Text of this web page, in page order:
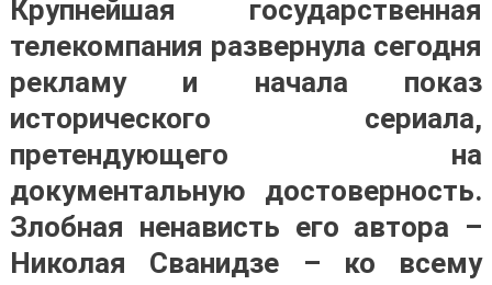
Крупнейшая государственная
телекомпания развернула сегодня
рекламу и начала показ
исторического сериала,
претендующего на
документальную достоверность.
Злобная ненависть его автора –
Николая Сванидзе – ко всему